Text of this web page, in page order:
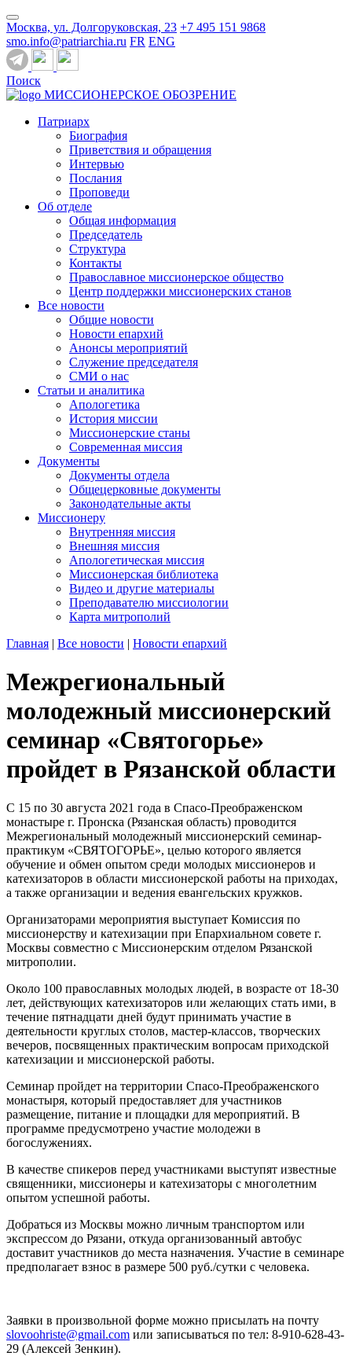
Москва, ул. Долгоруковская, 23 +7 495 151 9868
smo.info@patriarchia.ru FR ENG
Поиск
МИССИОНЕРСКОЕ ОБОЗРЕНИЕ
Патриарх
Биография
Приветствия и обращения
Интервью
Послания
Проповеди
Об отделе
Общая информация
Председатель
Структура
Контакты
Православное миссионерское общество
Центр поддержки миссионерских станов
Все новости
Общие новости
Новости епархий
Анонсы мероприятий
Служение председателя
СМИ о нас
Статьи и аналитика
Апологетика
История миссии
Миссионерские станы
Современная миссия
Документы
Документы отдела
Общецерковные документы
Законодательные акты
Миссионеру
Внутренняя миссия
Внешняя миссия
Апологетическая миссия
Миссионерская библиотека
Видео и другие материалы
Преподавателю миссиологии
Карта митрополий
Главная | Все новости | Новости епархий
Межрегиональный
молодежный миссионерский
семинар «Святогорье»
пройдет в Рязанской области
С 15 по 30 августа 2021 года в Спасо-Преображенском
монастыре г. Пронска (Рязанская область) проводится
Межрегиональный молодежный миссионерский семинар-
практикум «СВЯТОГОРЬЕ», целью которого является
обучение и обмен опытом среди молодых миссионеров и
катехизаторов в области миссионерской работы на приходах,
а также организации и ведения евангельских кружков.
Организаторами мероприятия выступает Комиссия по
миссионерству и катехизации при Епархиальном совете г.
Москвы совместно с Миссионерским отделом Рязанской
митрополии.
Около 100 православных молодых людей, в возрасте от 18-30
лет, действующих катехизаторов или желающих стать ими, в
течение пятнадцати дней будут принимать участие в
деятельности круглых столов, мастер-классов, творческих
вечеров, посвященных практическим вопросам приходской
катехизации и миссионерской работы.
Семинар пройдет на территории Спасо-Преображенского
монастыря, который предоставляет для участников
размещение, питание и площадки для мероприятий. В
программе предусмотрено участие молодежи в
богослужениях.
В качестве спикеров перед участниками выступят известные
священники, миссионеры и катехизаторы с многолетним
опытом успешной работы.
Добраться из Москвы можно личным транспортом или
экспрессом до Рязани, откуда организованный автобус
доставит участников до места назначения. Участие в семинаре
предполагает взнос в размере 500 руб./сутки с человека.
Заявки в произвольной форме можно присылать на почту
slovoohriste@gmail.com или записываться по тел: 8-910-628-43-
29 (Алексей Зенкин).